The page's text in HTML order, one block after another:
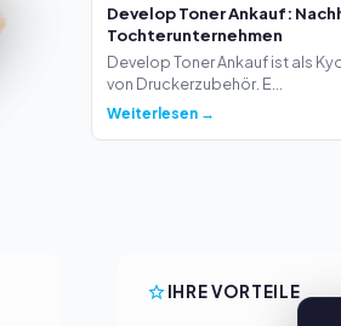
Develop Toner Ankauf:
Tochterunternehmen
Develop Toner Ankauf ist als
von Druckerzubehör. E...
Weiterlesen →
IHRE VORTEILE